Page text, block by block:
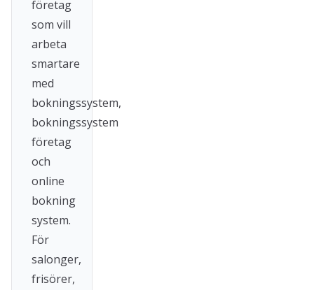
företag
som vill
arbeta
smartare
med
bokningssystem,
bokningssystem
företag
och
online
bokning
system.
För
salonger,
frisörer,